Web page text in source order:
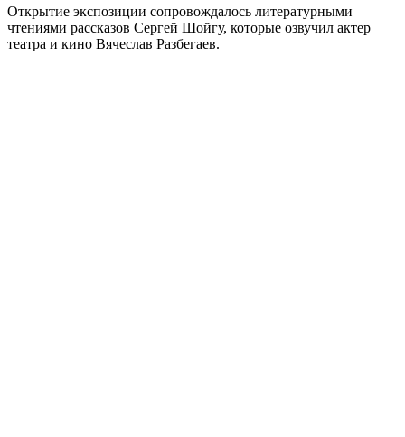
Открытие экспозиции сопровождалось литературными
чтениями рассказов Сергей Шойгу, которые озвучил актер
театра и кино Вячеслав Разбегаев.